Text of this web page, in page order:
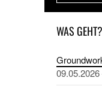
WAS GEHT?